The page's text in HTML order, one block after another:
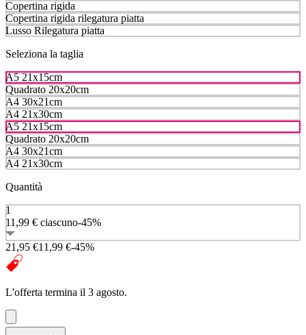
Copertina rigida
Copertina rigida rilegatura piatta
Lusso Rilegatura piatta
Seleziona la taglia
A5 21x15cm
Quadrato 20x20cm
A4 30x21cm
A4 21x30cm
A5 21x15cm
Quadrato 20x20cm
A4 30x21cm
A4 21x30cm
Quantità
1
11,99 € ciascuno-45%
21,95 €11,99 €-45%
L'offerta termina il 3 agosto.